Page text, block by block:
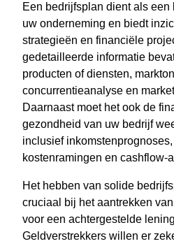
Een bedrijfsplan dient als een
uw onderneming en biedt
strategieën en financiële
gedetailleerde informatie
producten of diensten,
concurrentieanalyse en
Daarnaast moet het ook de
gezondheid van uw bedrijf
inclusief inkomstenprognoses,
kostenramingen en cashflow-
Het hebben van solide
cruciaal bij het aantrekken
voor een achtergestelde
Geldverstrekkers willen er